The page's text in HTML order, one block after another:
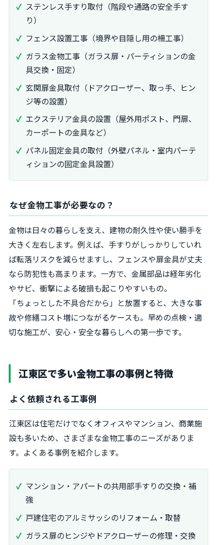
ステンレス手すり取付（階段や通路の安全手す
り）
フェンス設置工事（境界や目隠し用の柵工事）
ガラス金物工事（ガラス扉・パーティションの金
具交換・固定）
玄関扉金具取付（ドアクローザー、取っ手、ヒン
ジ等の設置）
エクステリア金具の設置（屋外用ポスト、門扉、
カーポートの金具など）
パネル固定金具の取付（外壁パネル・室内パーテ
ィションの固定金具設置）
なぜ金物工事が必要なの？
金物は日々の暮らしを支え、建物の耐久性や使い勝手を
大きく左右します。例えば、手すりがしっかりしていれ
ば転落リスクを減らせますし、フェンスや扉金具が丈夫
なら防犯性も高まります。一方で、金属部品は経年劣化
やサビ、衝撃による破損も起こりやすいもの。
「ちょっとした不具合だから」と放置すると、大きな事
故や修繕コスト増につながるケースも。早めの点検・適
切な施工が、安心・安全な暮らしへの第一歩です。
江東区で多い金物工事の事例と特徴
よく依頼される工事例
江東区は住宅だけでなくオフィスやマンション、商業施
設も多いため、さまざまな金物工事のニーズがありま
す。よくある事例を紹介します。
マンション・アパートの共用部手すりの交換・補
強
戸建住宅のアルミサッシのリフォーム・取替
ガラス扉のヒンジやドアクローザーの修理・交換